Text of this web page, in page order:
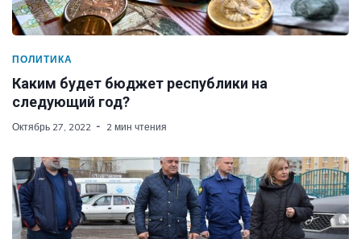
ПОЛИТИКА
Каким будет бюджет республики на
следующий год?
Октябрь 27, 2022 2 мин чтения